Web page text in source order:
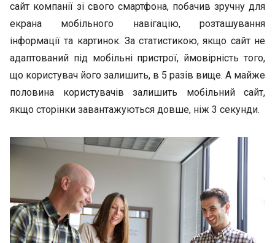
сайт компанії зі свого смартфона, побачив зручну для
екрана мобільного навігацію, розташування
інформації та картинок. За статистикою, якщо сайт не
адаптований під мобільні пристрої, ймовірність того,
що користувач його залишить, в 5 разів вище. А майже
половина користувачів залишить мобільний сайт,
якщо сторінки завантажуються довше, ніж 3 секунди.